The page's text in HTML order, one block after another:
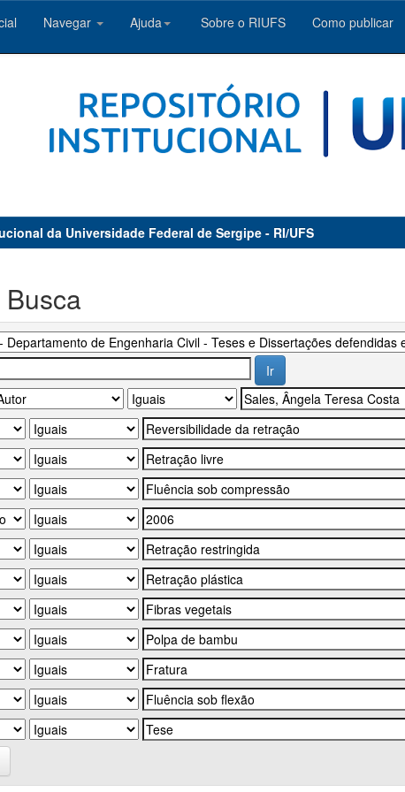
Navegar Ajuda Sobre o RIUFS Como publicar
da Universidade Federal de Sergipe - RI/UFS